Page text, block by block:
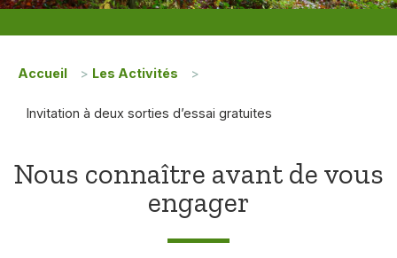
Accueil > Les Activités >
Invitation à deux sorties d’essai gratuites
Nous connaître avant de vous
engager